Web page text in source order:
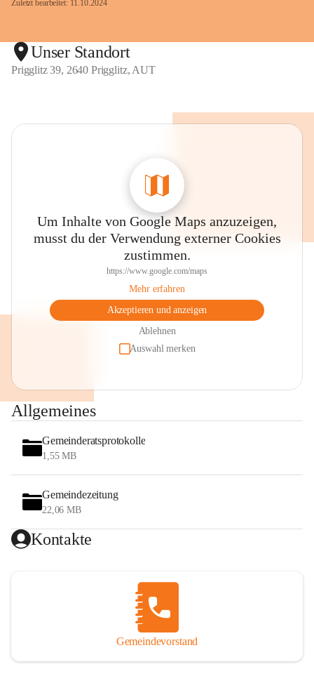
Zuletzt bearbeitet: 11.10.2024
Unser Standort
Prigglitz 39, 2640 Prigglitz, AUT
Um Inhalte von Google Maps anzuzeigen,
musst du der Verwendung externer Cookies
zustimmen.
https://www.google.com/maps
Mehr erfahren
Akzeptieren und anzeigen
Ablehnen
Auswahl merken
Allgemeines
Gemeinderatsprotokolle
1,55 MB
Gemeindezeitung
22,06 MB
Kontakte
Gemeindevorstand